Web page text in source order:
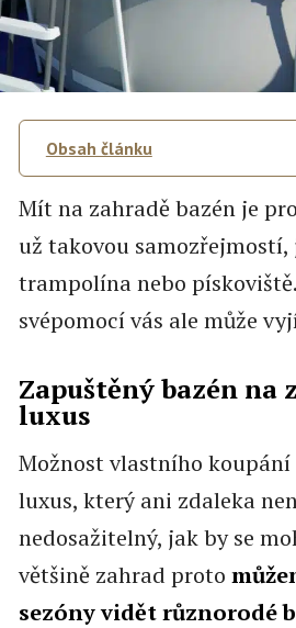
Obsah článku
Mít na zahradě bazén je
už takovou
trampolína nebo
svépomocí vás ale může
Zapuštěný bazén na
luxus
Možnost vlastního
luxus, který ani zdaleka
nedosažitelný, jak by se
většině zahrad proto
sezóny vidět různorodé